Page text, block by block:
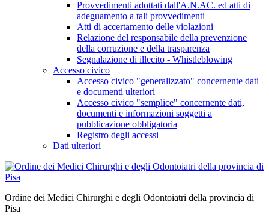
Provvedimenti adottati dall'A.N.AC. ed atti di
adeguamento a tali provvedimenti
Atti di accertamento delle violazioni
Relazione del responsabile della prevenzione
della corruzione e della trasparenza
Segnalazione di illecito - Whistleblowing
Accesso civico
Accesso civico "generalizzato" concernente dati
e documenti ulteriori
Accesso civico "semplice" concernente dati,
documenti e informazioni soggetti a
pubblicazione obbligatoria
Registro degli accessi
Dati ulteriori
Ordine dei Medici Chirurghi e degli Odontoiatri della provincia di
Pisa